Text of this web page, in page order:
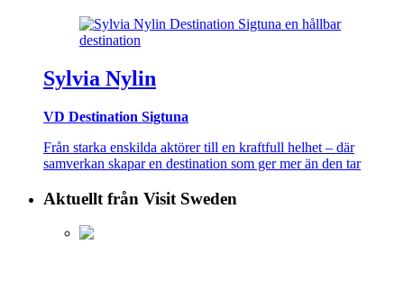
Sylvia Nylin
VD Destination Sigtuna
Från starka enskilda aktörer till en kraftfull helhet – där
samverkan skapar en destination som ger mer än den tar
Aktuellt från Visit Sweden